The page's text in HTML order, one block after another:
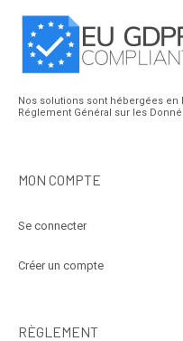
Nos solutions sont hébergées en
Réglement Général sur les
MON COMPTE
Se connecter
Créer un compte
RÈGLEMENT